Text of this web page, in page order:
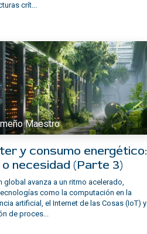
crít...
Maestro
y consumo energético:
necesidad (Parte 3)
global avanza a un ritmo acelerado,
como la computación en la
artificial, el Internet de las Cosas (IoT) y
de proces...